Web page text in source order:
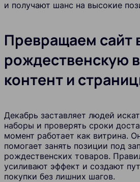
и получают шанс на высокие
Превращаем сайт
рождественскую
контент и
Декабрь заставляет людей
наборы и проверять сроки
момент работает как витрина.
помогает занять позиции под
рождественских товаров.
усиливают эффект и создают
покупки без лишних шагов.